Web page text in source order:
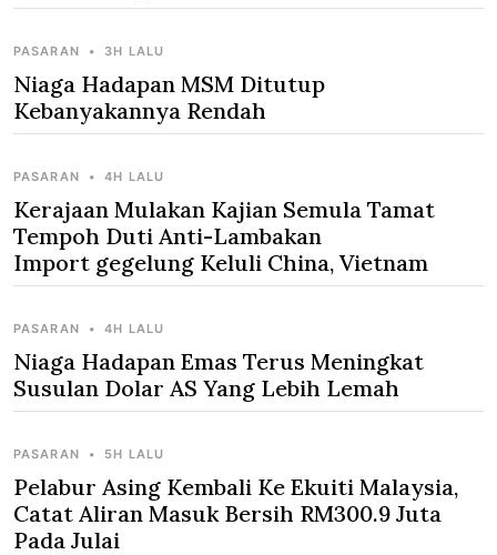
PASARAN • 3H LALU
Niaga Hadapan MSM Ditutup
Kebanyakannya Rendah
PASARAN • 4H LALU
Kerajaan Mulakan Kajian Semula Tamat
Tempoh Duti Anti-Lambakan
Import gegelung Keluli China, Vietnam
PASARAN • 4H LALU
Niaga Hadapan Emas Terus Meningkat
Susulan Dolar AS Yang Lebih Lemah
PASARAN • 5H LALU
Pelabur Asing Kembali Ke Ekuiti Malaysia,
Catat Aliran Masuk Bersih RM300.9 Juta
Pada Julai